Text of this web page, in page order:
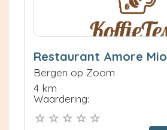
Restaurant Amore Mio
Bergen op Zoom
4 km
Waardering: